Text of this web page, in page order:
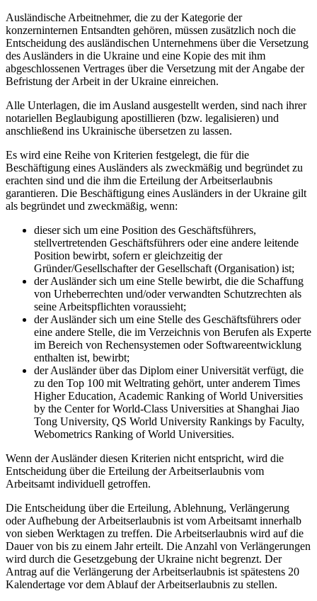
Ausländische Arbeitnehmer, die zu der Kategorie der
konzerninternen Entsandten gehören, müssen zusätzlich noch die
Entscheidung des ausländischen Unternehmens über die Versetzung
des Ausländers in die Ukraine und eine Kopie des mit ihm
abgeschlossenen Vertrages über die Versetzung mit der Angabe der
Befristung der Arbeit in der Ukraine einreichen.
Alle Unterlagen, die im Ausland ausgestellt werden, sind nach ihrer
notariellen Beglaubigung apostillieren (bzw. legalisieren) und
anschließend ins Ukrainische übersetzen zu lassen.
Es wird eine Reihe von Kriterien festgelegt, die für die
Beschäftigung eines Ausländers als zweckmäßig und begründet zu
erachten sind und die ihm die Erteilung der Arbeitserlaubnis
garantieren. Die Beschäftigung eines Ausländers in der Ukraine gilt
als begründet und zweckmäßig, wenn:
dieser sich um eine Position des Geschäftsführers,
stellvertretenden Geschäftsführers oder eine andere leitende
Position bewirbt, sofern er gleichzeitig der
Gründer/Gesellschafter der Gesellschaft (Organisation) ist;
der Ausländer sich um eine Stelle bewirbt, die die Schaffung
von Urheberrechten und/oder verwandten Schutzrechten als
seine Arbeitspflichten voraussieht;
der Ausländer sich um eine Stelle des Geschäftsführers oder
eine andere Stelle, die im Verzeichnis von Berufen als Experte
im Bereich von Rechensystemen oder Softwareentwicklung
enthalten ist, bewirbt;
der Ausländer über das Diplom einer Universität verfügt, die
zu den Top 100 mit Weltrating gehört, unter anderem Times
Higher Education, Academic Ranking of World Universities
by the Center for World-Class Universities at Shanghai Jiao
Tong University, QS World University Rankings by Faculty,
Webometrics Ranking of World Universities.
Wenn der Ausländer diesen Kriterien nicht entspricht, wird die
Entscheidung über die Erteilung der Arbeitserlaubnis vom
Arbeitsamt individuell getroffen.
Die Entscheidung über die Erteilung, Ablehnung, Verlängerung
oder Aufhebung der Arbeitserlaubnis ist vom Arbeitsamt innerhalb
von sieben Werktagen zu treffen. Die Arbeitserlaubnis wird auf die
Dauer von bis zu einem Jahr erteilt. Die Anzahl von Verlängerungen
wird durch die Gesetzgebung der Ukraine nicht begrenzt. Der
Antrag auf die Verlängerung der Arbeitserlaubnis ist spätestens 20
Kalendertage vor dem Ablauf der Arbeitserlaubnis zu stellen.